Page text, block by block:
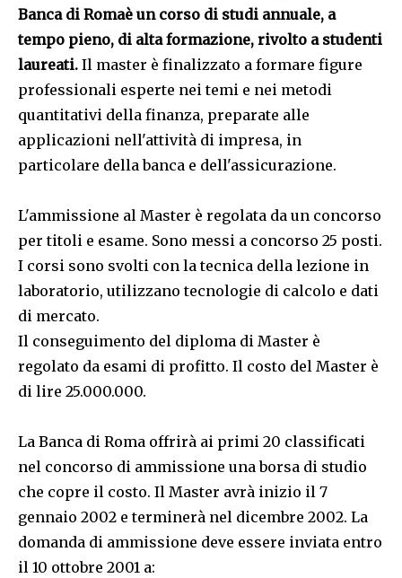
Banca di Romaè un corso di studi annuale, a
tempo pieno, di alta formazione, rivolto a studenti
laureati. Il master è finalizzato a formare figure
professionali esperte nei temi e nei metodi
quantitativi della finanza, preparate alle
applicazioni nell'attività di impresa, in
particolare della banca e dell'assicurazione.
L'ammissione al Master è regolata da un concorso
per titoli e esame. Sono messi a concorso 25 posti.
I corsi sono svolti con la tecnica della lezione in
laboratorio, utilizzano tecnologie di calcolo e dati
di mercato.
Il conseguimento del diploma di Master è
regolato da esami di profitto. Il costo del Master è
di lire 25.000.000.
La Banca di Roma offrirà ai primi 20 classificati
nel concorso di ammissione una borsa di studio
che copre il costo. Il Master avrà inizio il 7
gennaio 2002 e terminerà nel dicembre 2002. La
domanda di ammissione deve essere inviata entro
il 10 ottobre 2001 a: